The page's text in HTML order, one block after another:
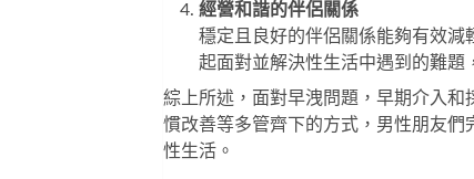
經營和諧的伴侶關係
穩定且良好的伴侶關係能夠有效
起面對並解決性生活中遇到的難題
綜上所述，面對早洩問題，早期介入
慣改善等多管齊下的方式，男性朋友
性生活。